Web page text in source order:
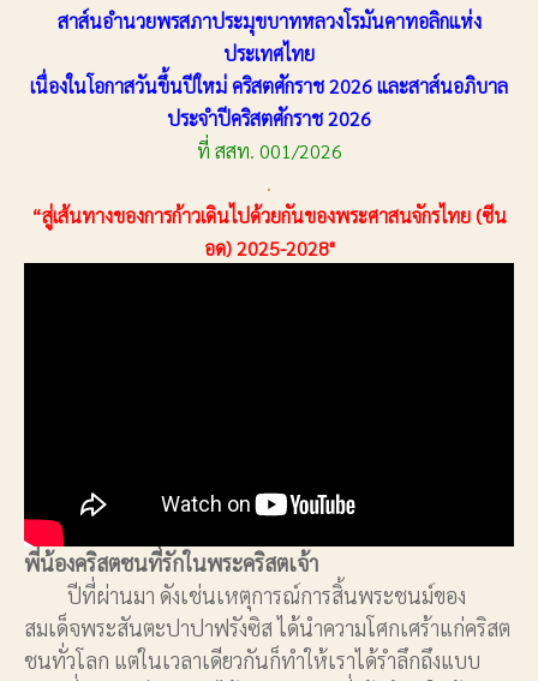
สาส์นอำนวยพรสภาประมุขบาทหลวงโรมันคาทอลิกแห่ง
ประเทศไทย
เนื่องในโอกาสวันขึ้นปีใหม่ คริสตศักราช 2026 และสาส์นอภิบาล
ประจำปีคริสตศักราช 2026
ที่ สสท. 001/2026
.
“สู่เส้นทางของการก้าวเดินไปด้วยกันของพระศาสนจักรไทย (ซีน
อด) 2025-2028"
พี่น้องคริสตชนที่รักในพระคริสตเจ้า
ปีที่ผ่านมา ดังเช่นเหตุการณ์การสิ้นพระชนม์ของ
สมเด็จพระสันตะปาปาฟรังซิส ได้นำความโศกเศร้าแก่คริสต
ชนทั่วโลก แต่ในเวลาเดียวกันก็ทำให้เราได้รำลึกถึงแบบ